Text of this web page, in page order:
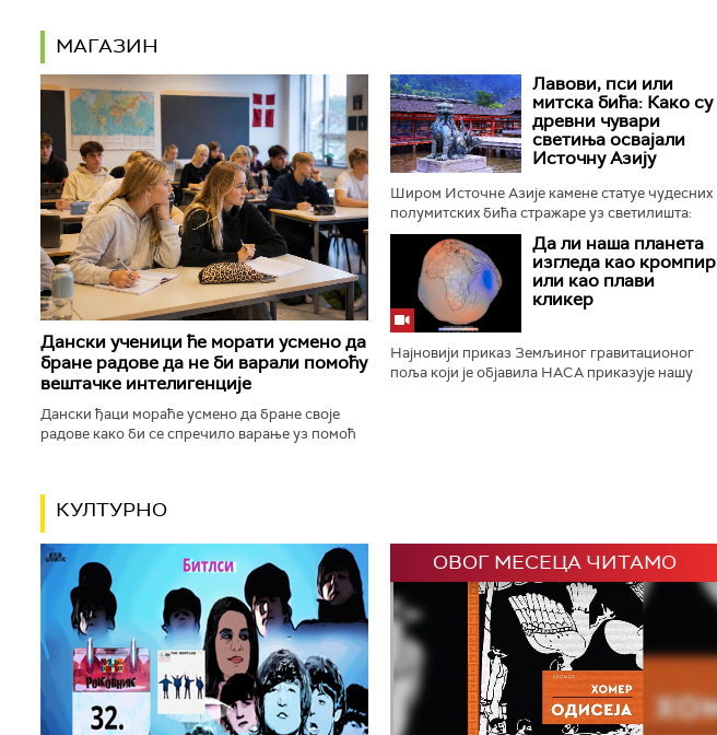
Директан...
МАГАЗИН
Дански ученици ће морати усмено да
бране радове да не би варали помоћу
вештачке интелигенције
Дански ђаци мораће усмено да бране своје
радове како би се спречило варање уз помоћ
Лавови, пси или
митска бића: Како су
древни чувари
светиња освајали
Источну Азију
Широм Источне Азије камене статуе чудесних
полумитских бића стражаре уз светилишта:
будистичке, конфучијанске, таоистичке и
шинто храмове, али и маузолеје...Да ли наша планета
изгледа као кромпир
или као плави
кликер
Најновији приказ Земљиног гравитационог
поља који је објавила НАСА приказује нашу
КУЛТУРНО
ОВОГ МЕСЕЦА ЧИТАМО